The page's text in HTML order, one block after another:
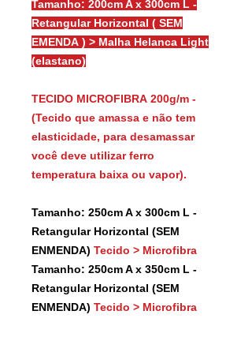
Tamanho: 200cm A x 300cm L -
Retangular Horizontal ( SEM
EMENDA ) > Malha Helanca Light
(elastano)
TECIDO MICROFIBRA 200g/m -
(Tecido que amassa e não tem
elasticidade, para desamassar
você deve utilizar ferro
temperatura baixa ou vapor).
Tamanho: 250cm A x 300cm L -
Retangular Horizontal (SEM
ENMENDA) Tecido > Microfibra
Tamanho: 250cm A x 350cm L -
Retangular Horizontal (SEM
ENMENDA) Tecido > Microfibra